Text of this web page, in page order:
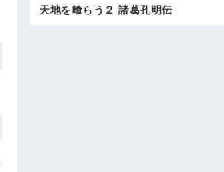
天地を喰らう２ 諸葛孔明伝